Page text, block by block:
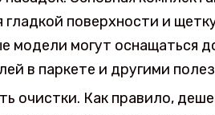
гладкой поверхности и
модели могут оснащаться
в паркете и другими
очистки. Как правило,